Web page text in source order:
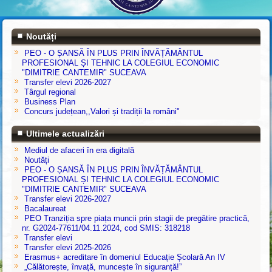
Noutăți
PEO - O ȘANSĂ ÎN PLUS PRIN ÎNVĂȚĂMÂNTUL
PROFESIONAL ȘI TEHNIC LA COLEGIUL ECONOMIC
"DIMITRIE CANTEMIR" SUCEAVA
Transfer elevi 2026-2027
Târgul regional
Business Plan
Concurs județean,,Valori și tradiții la români"
Ultimele actualizări
Mediul de afaceri în era digitală
Noutăți
PEO - O ȘANSĂ ÎN PLUS PRIN ÎNVĂȚĂMÂNTUL
PROFESIONAL ȘI TEHNIC LA COLEGIUL ECONOMIC
"DIMITRIE CANTEMIR" SUCEAVA
Transfer elevi 2026-2027
Bacalaureat
PEO Tranziția spre piața muncii prin stagii de pregătire practică,
nr. G2024-77611/04.11.2024, cod SMIS: 318218
Transfer elevi
Transfer elevi 2025-2026
Erasmus+ acreditare în domeniul Educație Școlară An IV
„Călătorește, învață, muncește în siguranță!”